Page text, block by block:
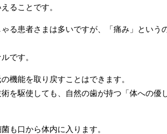
ることです。
る患者さまは多いですが、「痛み」という
です。
機能を取り戻すことはできます。
を駆使しても、自然の歯が持つ「体への優
も口から体内に入ります。